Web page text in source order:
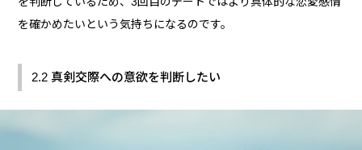
を確かめたいという気持ちになるのです。
2.2 真剣交際への意欲を判断したい